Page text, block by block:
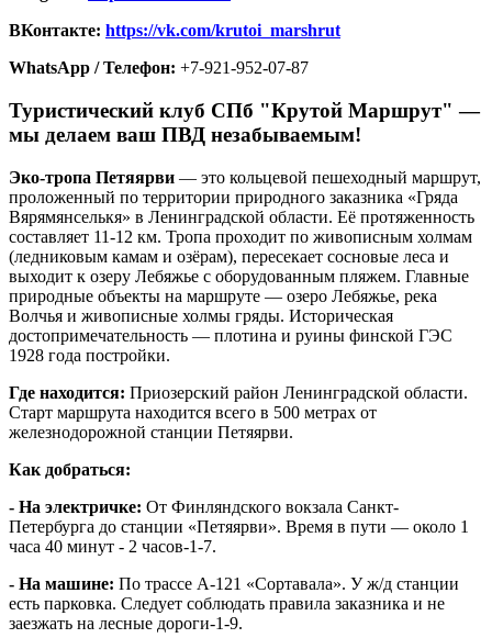
ВКонтакте: https://vk.com/krutoi_marshrut
WhatsApp / Телефон: +7-921-952-07-87
Туристический клуб СПб "Крутой Маршрут" —
мы делаем ваш ПВД незабываемым!
Эко-тропа Петяярви — это кольцевой пешеходный маршрут,
проложенный по территории природного заказника «Гряда
Вярямянселькя» в Ленинградской области. Её протяженность
составляет 11-12 км. Тропа проходит по живописным холмам
(ледниковым камам и озёрам), пересекает сосновые леса и
выходит к озеру Лебяжье с оборудованным пляжем. Главные
природные объекты на маршруте — озеро Лебяжье, река
Волчья и живописные холмы гряды. Историческая
достопримечательность — плотина и руины финской ГЭС
1928 года постройки.
Где находится: Приозерский район Ленинградской области.
Старт маршрута находится всего в 500 метрах от
железнодорожной станции Петяярви.
Как добраться:
- На электричке: От Финляндского вокзала Санкт-
Петербурга до станции «Петяярви». Время в пути — около 1
часа 40 минут - 2 часов-1-7.
- На машине: По трассе А-121 «Сортавала». У ж/д станции
есть парковка. Следует соблюдать правила заказника и не
заезжать на лесные дороги-1-9.